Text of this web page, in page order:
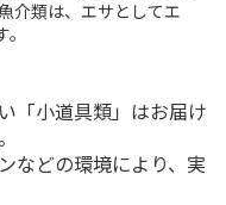
介類は、エサとしてエ
「小道具類」はお届け
などの環境により、実